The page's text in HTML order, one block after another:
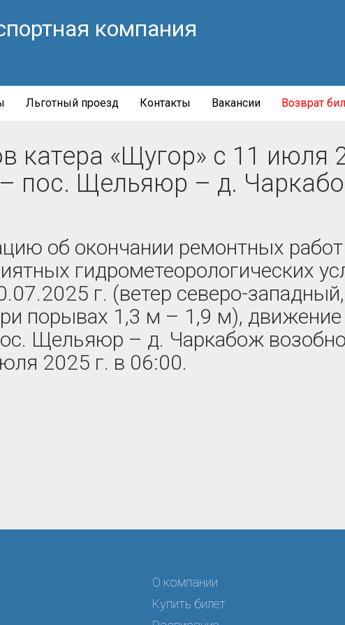
компания
Льготный проезд Контакты Вакансии Возврат
катера «Щугор» с 11 июля
пос. Щельяюр – д.
об окончании ремонтных работ
гидрометеорологических
г. (ветер северо-
порывах 1,3 м – 1,9 м), движение
Щельяюр – д. Чаркабож
2025 г. в 06:00.
О компании
Купить билет